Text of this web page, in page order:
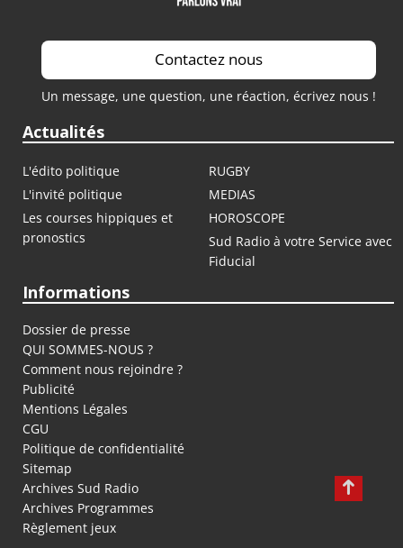
Contactez nous
Un message, une question, une réaction, écrivez nous !
Actualités
L'édito politique
RUGBY
L'invité politique
MEDIAS
Les courses hippiques et
pronostics
HOROSCOPE
Sud Radio à votre Service avec
Fiducial
Informations
Dossier de presse
QUI SOMMES-NOUS ?
Comment nous rejoindre ?
Publicité
Mentions Légales
CGU
Politique de confidentialité
Sitemap
Archives Sud Radio
Archives Programmes
Règlement jeux